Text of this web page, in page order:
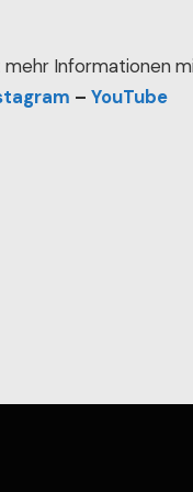
Informationen
–YouTube